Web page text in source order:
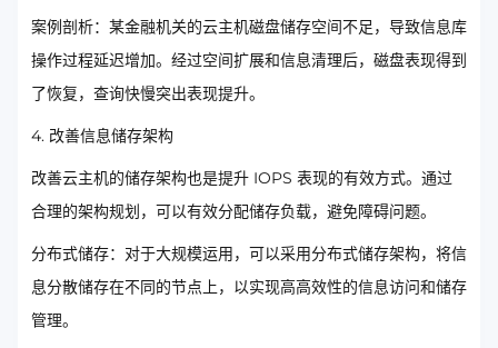
案例剖析：某金融机关的云主机磁盘储存空间不足，导致信息库
操作过程延迟增加。经过空间扩展和信息清理后，磁盘表现得到
了恢复，查询快慢突出表现提升。
4. 改善信息储存架构
改善云主机的储存架构也是提升 IOPS 表现的有效方式。通过
合理的架构规划，可以有效分配储存负载，避免障碍问题。
分布式储存：对于大规模运用，可以采用分布式储存架构，将信
息分散储存在不同的节点上，以实现高高效性的信息访问和储存
管理。